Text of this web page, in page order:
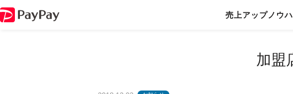
売上アップノウ
加盟